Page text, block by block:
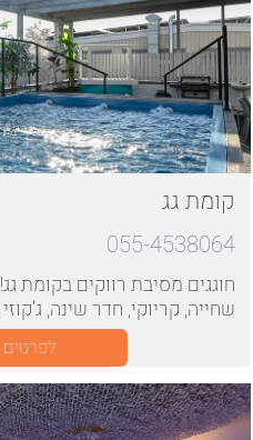
קומת גג
055-4538064
חוגגים מסיבת רווקים בקומת
שחייה, קריוקי, חדר שינה,
לפרטים